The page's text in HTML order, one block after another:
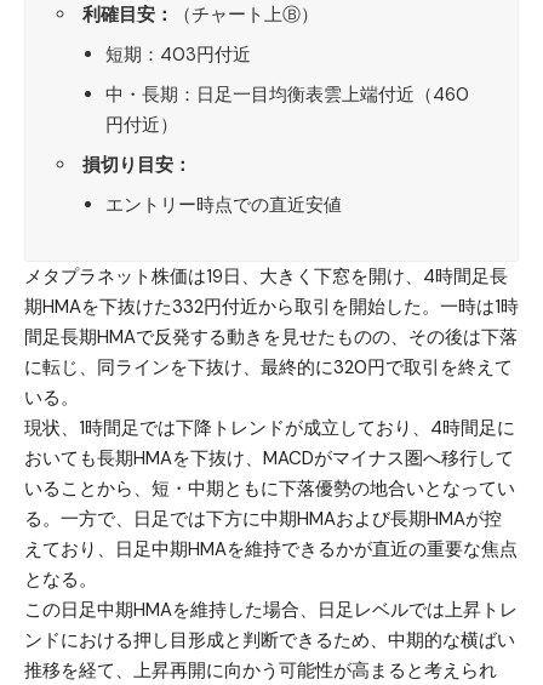
利確目安：
（チャート上Ⓑ）
短期：403円付近
中・長期：日足一目均衡表雲上端付近（460
円付近）
損切り目安：
エントリー時点での直近安値
メタプラネット株価は19日、大きく下窓を開け、4時間足長
期HMAを下抜けた332円付近から取引を開始した。一時は1時
間足長期HMAで反発する動きを見せたものの、その後は下落
に転じ、同ラインを下抜け、最終的に320円で取引を終えて
いる。
現状、1時間足では下降トレンドが成立しており、4時間足に
おいても長期HMAを下抜け、MACDがマイナス圏へ移行して
いることから、短・中期ともに下落優勢の地合いとなってい
る。一方で、日足では下方に中期HMAおよび長期HMAが控
えており、日足中期HMAを維持できるかが直近の重要な焦点
となる。
この日足中期HMAを維持した場合、日足レベルでは上昇トレ
ンドにおける押し目形成と判断できるため、中期的な横ばい
推移を経て、上昇再開に向かう可能性が高まると考えられ